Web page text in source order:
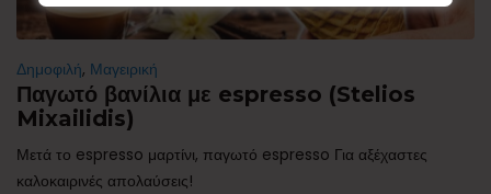
Δημοφιλή, Μαγειρική
Παγωτό βανίλια με espresso (Stelios
Mixailidis)
Μετά το espresso μαρτίνι, παγωτό espresso Για αξέχαστες
καλοκαιρινές απολαύσεις!